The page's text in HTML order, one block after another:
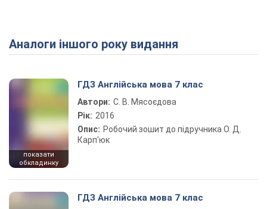
Play Video
Аналоги іншого року видання
показати
обкладинку
ГДЗ Англійська мова 7 клас
Автори: С. В. Мясоєдова
Рік: 2016
Опис: Робочий зошит до підручника О. Д.
Карп'юк
ГДЗ Англійська мова 7 клас